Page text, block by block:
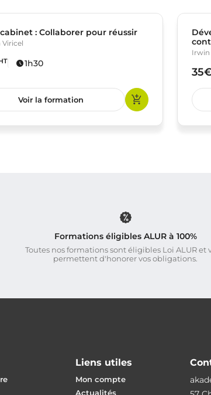
: Collaborer pour réussir
Viricel
1h30
Voir la formation
Irwin
Formations éligibles ALUR à 100%
Toutes nos formations sont éligibles Loi ALUR et
permettent d'honorer vos obligations.
Liens utiles
Mon compte
Actualités